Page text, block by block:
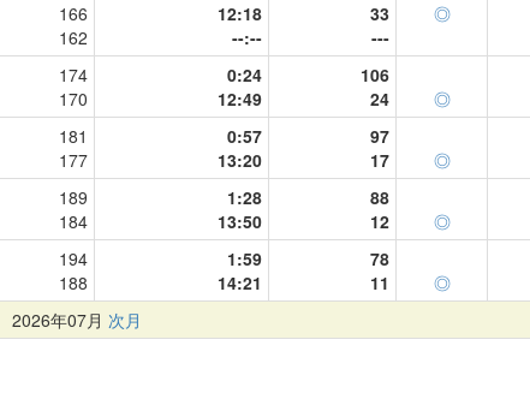
166
162
12:18
--:--
33
---
◎
174
170
0:24
12:49
106
24
◎
181
177
0:57
13:20
97
17
◎
189
184
1:28
13:50
88
12
◎
194
188
1:59
14:21
78
11
◎
2026年07月 次月